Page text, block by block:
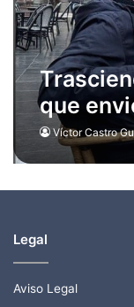
que
antes
Víctor Castro
Legal
Aviso Legal